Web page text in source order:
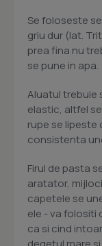
Se foloseste
griu dur (lat.
prea fina nu
se pune in apa.
Aluatul trebuie
elastic, altfel
rupe se lipeste
consistenta
Firul de pasta
aratator,
capetele se
ele - va folositi
ca si cind